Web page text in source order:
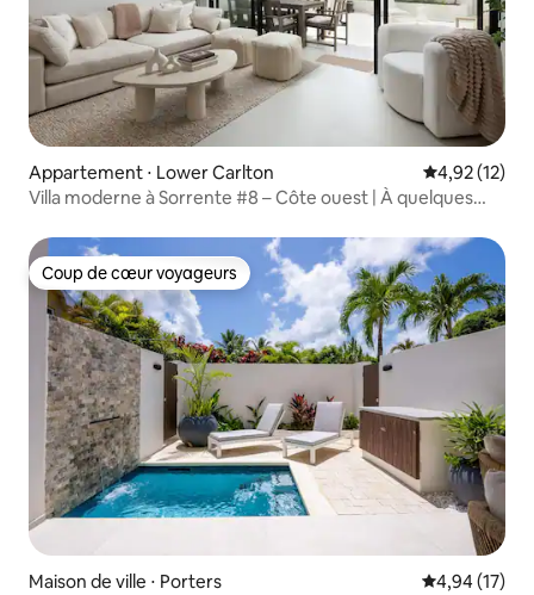
Appartement ⋅ Lower Carlton Évaluation
4,92 (12)
Villa moderne à Sorrente #8 – Côte ouest | À quelques
Coup de cœur voyageurs
Coup de cœur voyageurs
Maison de ville ⋅ Porters Évaluation
4,94 (17)